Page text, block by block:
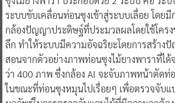
ระบบขับเคลื่อนท่อนซุงเข้าสู่ระบบเลื่อย โดยมี
กล้องปัญญาประดิษฐ์ที่ประมวลผลโดยใช้โคร
ลึก ทำให้ระบบมีความอัจฉริยะโดยการสร้าง
สอนจากตัวอย่างภาพท่อนซุงไม้ยางพาราที่ไ
ว่า 400 ภาพ ซึ่งกล้อง AI จะจับภาพหน้าตัดท่
ในขณะที่ท่อนซุงหมุนไปเรื่อยๆ เพื่อตรวจจับแ